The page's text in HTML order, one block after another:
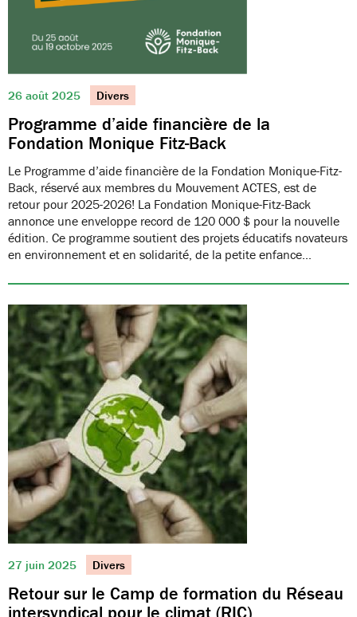
26 août 2025 Divers
Programme d’aide financière de la
Fondation Monique Fitz-Back
Le Programme d’aide financière de la Fondation Monique-Fitz-
Back, réservé aux membres du Mouvement ACTES, est de
retour pour 2025-2026! La Fondation Monique-Fitz-Back
annonce une enveloppe record de 120 000 $ pour la nouvelle
édition. Ce programme soutient des projets éducatifs novateurs
en environnement et en solidarité, de la petite enfance…
27 juin 2025 Divers
Retour sur le Camp de formation du Réseau
intersyndical pour le climat (RIC)